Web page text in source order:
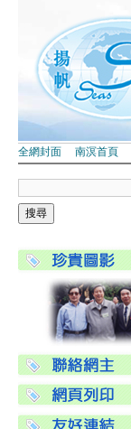
全網封面 南溟首頁